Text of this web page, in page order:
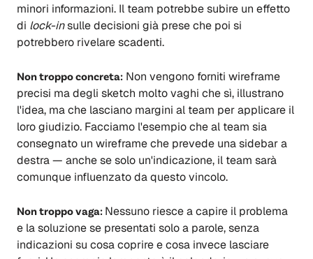
minori informazioni. Il team potrebbe subire un effetto
di lock-insulle decisioni già prese che poi si
potrebbero rivelare scadenti.
Non troppo concreta: Non vengono forniti wireframe
precisi ma degli sketch molto vaghi che sì, illustrano
l'idea, ma che lasciano margini al team per applicare il
loro giudizio. Facciamo l'esempio che al team sia
consegnato un wireframe che prevede una sidebar a
destra — anche se solo un'indicazione, il team sarà
comunque influenzato da questo vincolo.
Non troppo vaga: Nessuno riesce a capire il problema
e la soluzione se presentati solo a parole, senza
indicazioni su cosa coprire e cosa invece lasciare